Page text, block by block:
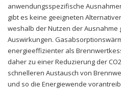
anwendungsspezifische
gibt es keine geeigneten
weshalb der Nutzen der Ausnahme
Auswirkungen.
energieeffizienter als
daher zu einer Reduzierung der
schnelleren Austausch von
und so die Energiewende